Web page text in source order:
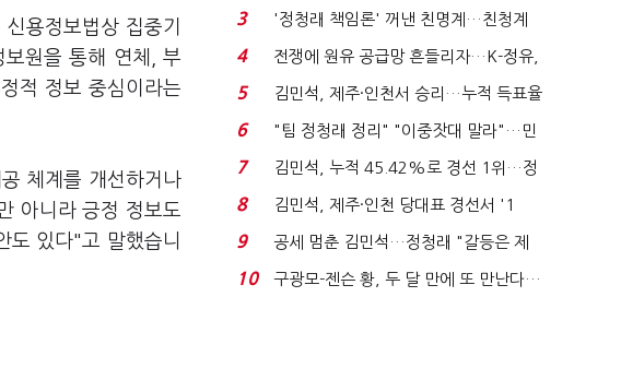
용정보법상 집중기
원을 통해 연체, 부
적 정보 중심이라는
체계를 개선하거나
아니라 긍정 정보도
도 있다"고 말했습니
청래 "반명 공세 사...
3
'정청래 책임론' 꺼낸 친명계…친청계
는 추가투표 때리기...
4
전쟁에 원유 공급망 흔들리자…K-정유,
에너지안보 핵심...
5
김민석, 제주·인천서 승리…누적 득표율
'1위 탈환'(종합)...
6
"팀 정청래 정리" "이중잣대 말라"…민
주 최고위원 계파 다...
7
김민석, 누적 45.42%로 경선 1위…정
청래와 격차 0.86%p(...
8
김민석, 제주·인천 당대표 경선서 '1
위'(1보)...
9
공세 멈춘 김민석…정청래 "갈등은 제
가 수습"
10
구광모-젠슨 황, 두 달 만에 또 만난다…